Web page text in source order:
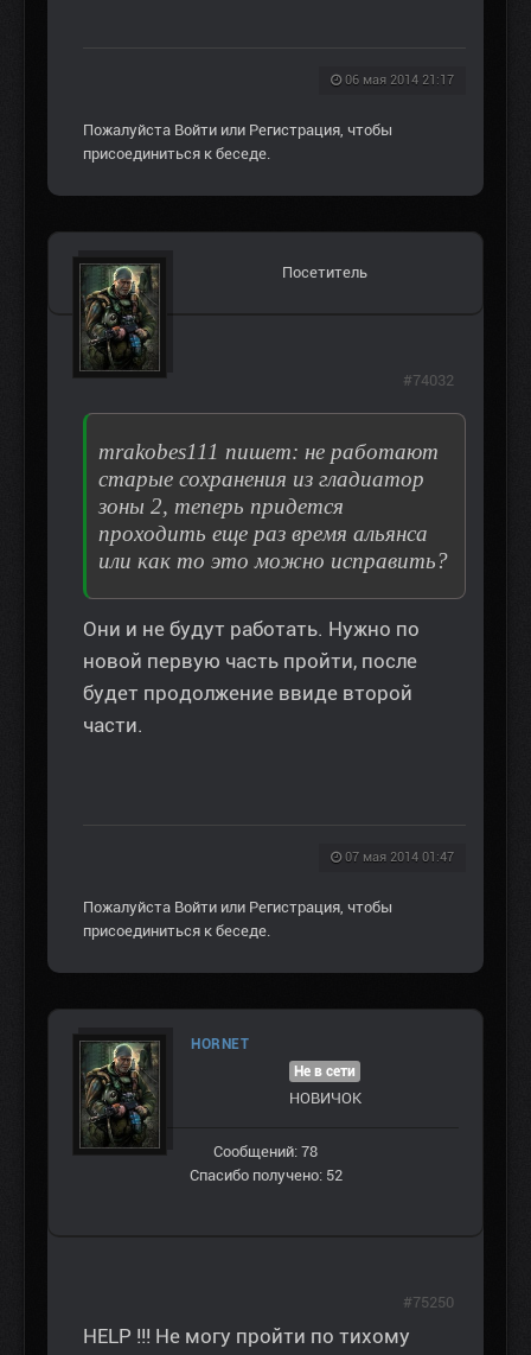
06 мая 2014 21:17
Пожалуйста Войти или Регистрация, чтобы
присоединиться к беседе.
Посетитель
mrakobes111 пишет: не работают
старые сохранения из гладиатор
зоны 2, теперь придется
проходить еще раз время альянса
или как то это можно исправить?
Они и не будут работать. Нужно по
новой первую часть пройти, после
будет продолжение ввиде второй
части.
07 мая 2014 01:47
#74032
Пожалуйста Войти или Регистрация, чтобы
присоединиться к беседе.
HORNET
Не в сети
НОВИЧОК
Сообщений: 78
Спасибо получено: 52
HELP !!! Не могу пройти по тихому
#75250